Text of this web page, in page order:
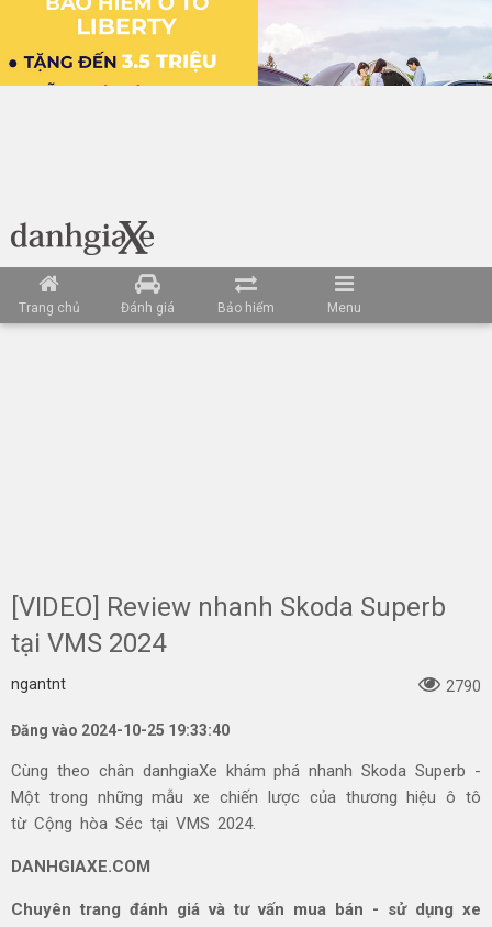
Trang chủ Đánh giá Bảo hiểm Menu
[VIDEO] Review nhanh Skoda Superb
tại VMS 2024
ngantnt 2790
Đăng vào 2024-10-25 19:33:40
Cùng theo chân danhgiaXe khám phá nhanh Skoda Superb -
Một trong những mẫu xe chiến lược của thương hiệu ô tô
từ Cộng hòa Séc tại VMS 2024.
DANHGIAXE.COM
Chuyên trang đánh giá và tư vấn mua bán - sử dụng xe